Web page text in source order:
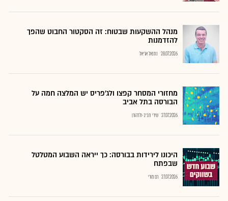
מנהל ההשקעות שבטוח: זה הסקטור החבוט שהפך
להזדמנות
28.07.2026 נתנאל אריאל
מחזורי המסחר קפצו ולג'פריס יש המלצה חמה על
הבורסה בתל אביב
27.07.2026 שירי חביב-ולדהורן
היכונו לירידות בבורסה: כך ייראה השבוע המטלטל
שבפתח
27.07.2026 רם מורי